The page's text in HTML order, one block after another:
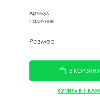
Артикул
Наличиие
Размер
В КОРЗИНУ
КУПИТЬ В 1